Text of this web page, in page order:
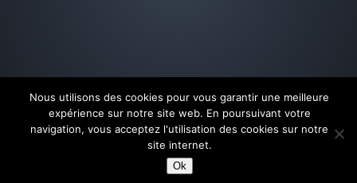
Nous utilisons des cookies pour vous garantir une meilleure
expérience sur notre site web. En poursuivant votre
navigation, vous acceptez l'utilisation des cookies sur notre
site internet.
Ok